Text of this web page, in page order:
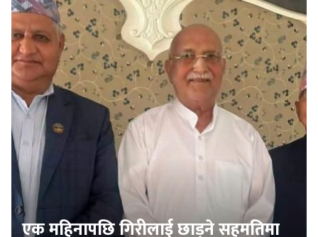
एक महिनापछि गिरीलाई छाड्ने सहमतिमा